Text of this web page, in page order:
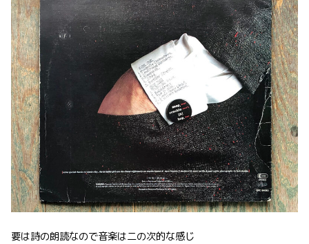
要は詩の朗読なので音楽は二の次的な感じ